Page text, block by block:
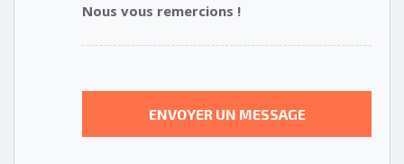
Nous vous remercions !